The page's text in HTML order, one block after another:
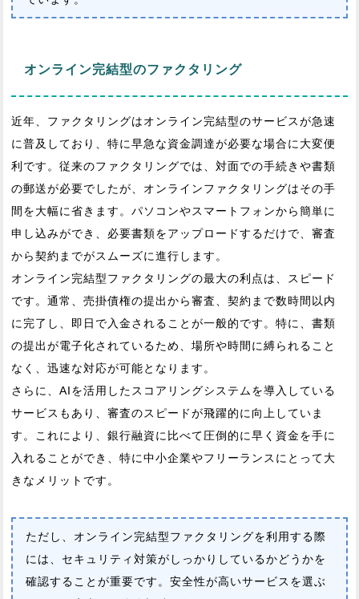
オンライン完結型のファクタリング
近年、ファクタリングはオンライン完結型のサービスが急速
に普及しており、特に早急な資金調達が必要な場合に大変便
利です。従来のファクタリングでは、対面での手続きや書類
の郵送が必要でしたが、オンラインファクタリングはその手
間を大幅に省きます。パソコンやスマートフォンから簡単に
申し込みができ、必要書類をアップロードするだけで、審査
から契約までがスムーズに進行します。
オンライン完結型ファクタリングの最大の利点は、スピード
です。通常、売掛債権の提出から審査、契約まで数時間以内
に完了し、即日で入金されることが一般的です。特に、書類
の提出が電子化されているため、場所や時間に縛られること
なく、迅速な対応が可能となります。
さらに、AIを活用したスコアリングシステムを導入している
サービスもあり、審査のスピードが飛躍的に向上していま
す。これにより、銀行融資に比べて圧倒的に早く資金を手に
入れることができ、特に中小企業やフリーランスにとって大
きなメリットです。
ただし、オンライン完結型ファクタリングを利用する際
には、セキュリティ対策がしっかりしているかどうかを
確認することが重要です。安全性が高いサービスを選ぶ